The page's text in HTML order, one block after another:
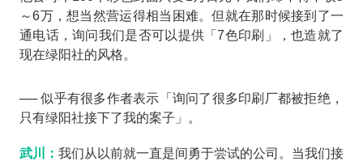
～6万，想当然营运得相当困难。但就在那时候接到了一
通电话，询问我们是否可以提供「7色印刷」，也造就了
现在绿阳社的风格。
── 似乎有很多作者表示「询问了很多印刷厂都被拒绝，
只有绿阳社接下了我的案子」。
武川： 我们从以前就一直是间勇于尝试的公司。当我们接